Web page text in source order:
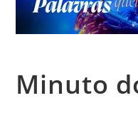
Minuto